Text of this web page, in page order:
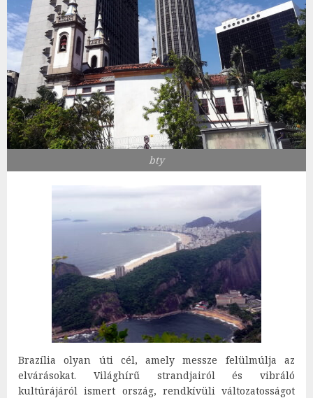
bty
Brazília olyan úti cél, amely messze felülmúlja az
elvárásokat. Világhírű strandjairól és vibráló
kultúrájáról ismert ország, rendkívüli változatosságot